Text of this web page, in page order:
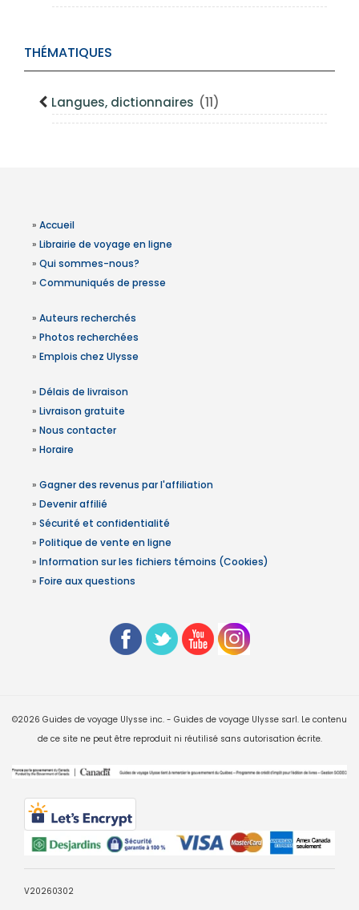
THÉMATIQUES
Langues, dictionnaires (11)
» Accueil
» Librairie de voyage en ligne
» Qui sommes-nous?
» Communiqués de presse
» Auteurs recherchés
» Photos recherchées
» Emplois chez Ulysse
» Délais de livraison
» Livraison gratuite
» Nous contacter
» Horaire
» Gagner des revenus par l'affiliation
» Devenir affilié
» Sécurité et confidentialité
» Politique de vente en ligne
» Information sur les fichiers témoins (Cookies)
» Foire aux questions
©2026 Guides de voyage Ulysse inc. - Guides de voyage Ulysse sarl. Le contenu
de ce site ne peut être reproduit ni réutilisé sans autorisation écrite.
V20260302